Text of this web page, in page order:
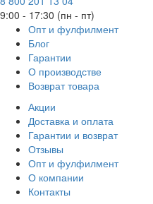
9:00 - 17:30 (пн - пт)
Опт и фулфилмент
Блог
Гарантии
О производстве
Возврат товара
Акции
Доставка и оплата
Гарантии и возврат
Отзывы
Опт и фулфилмент
О компании
Контакты